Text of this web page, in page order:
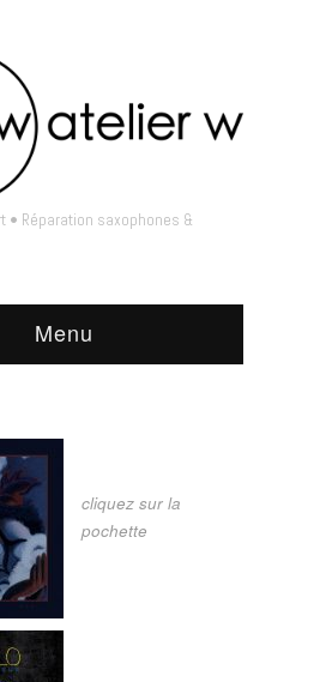
• Réparation saxophones &
Menu
cliquez sur la
pochette